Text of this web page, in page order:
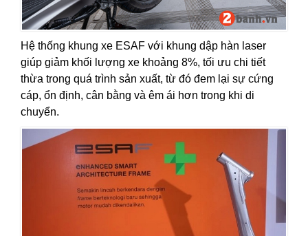
Hệ thống khung xe ESAF với khung dập hàn laser
giúp giảm khối lượng xe khoảng 8%, tối ưu chi tiết
thừa trong quá trình sản xuất, từ đó đem lại sự cứng
cáp, ổn định, cân bằng và êm ái hơn trong khi di
chuyển.